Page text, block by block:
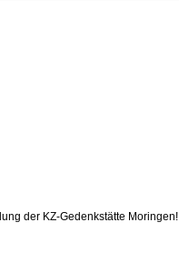
der KZ-Gedenkstätte Moringen!